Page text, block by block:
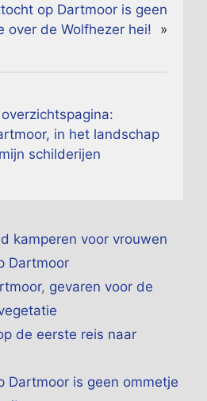
op Dartmoor is geen
over de Wolfhezer hei!
»
in het landschap
schilderijen
kamperen voor vrouwen
Dartmoor
, gevaren voor de
de eerste reis naar
Dartmoor is geen ommetje